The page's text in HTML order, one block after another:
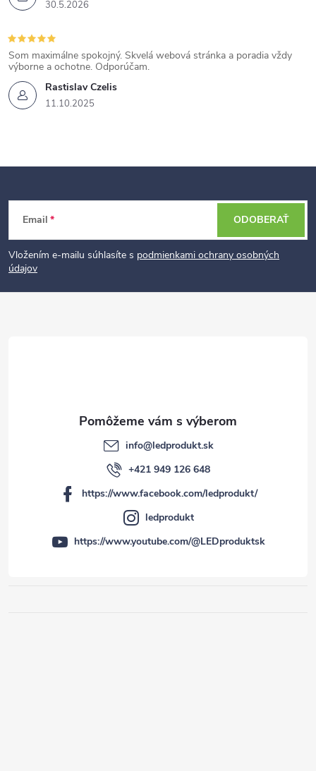
30.5.2026
Rastislav Czelis
11.10.2025
Som maximálne spokojný. Skvelá webová stránka a poradia vždy
výborne a ochotne. Odporúčam.
t
Email
Vložením e-mailu súhlasíte s podmienkami ochrany osobných
údajov
ODOBERAŤ
info@ledprodukt.sk
+421 949 126 648
https://www.facebook.com/ledprodukt/
ledprodukt
https://www.youtube.com/@LEDproduktsk